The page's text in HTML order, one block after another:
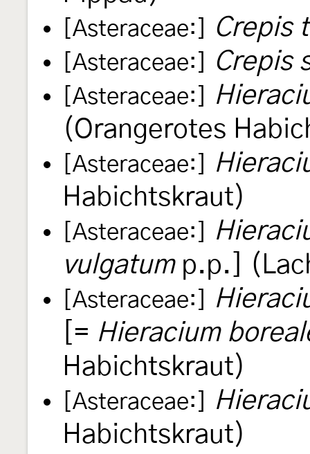
[Asteraceae:] Crepis
[Asteraceae:] Crepis
[Asteraceae:]
(Orangerotes
[Asteraceae:]
Habichtskraut)
[Asteraceae:]
vulgatump.p.]
[Asteraceae:]
[= Hieracium
Habichtskraut)
[Asteraceae:]
Habichtskraut)